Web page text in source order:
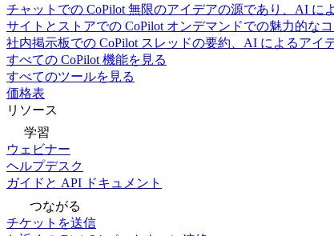
チャットでの CoPilot 無限のアイデアの源であり、AI に
サイトとストアでの CoPilot オンデマンドでの魅力的な
社内掲示板での CoPilot スレッドの要約、AI によるアイ
すべての CoPilot 機能を見る
すべてのツールを見る
価格表
リソース
学習
ウェビナー
ヘルプデスク
ガイドと API ドキュメント
つながる
チケットを送信